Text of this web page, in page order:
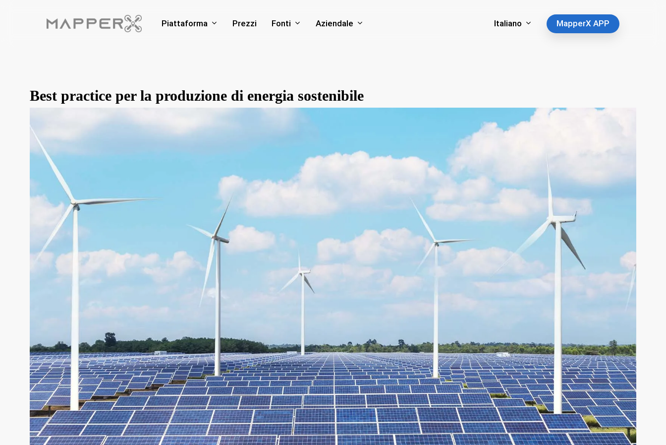
Piattaforma Prezzi Fonti Aziendale Italiano MapperX APP
Best practice per la produzione di energia sostenibile